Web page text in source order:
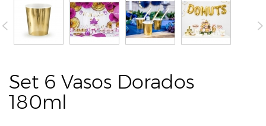
Set 6 Vasos Dorados
180ml